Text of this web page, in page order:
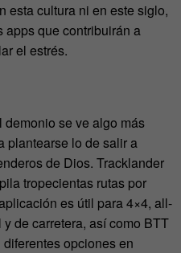
esta cultura ni en este siglo,
apps que contribuirán a
el estrés.
se ve algo más
plantearse lo de salir a
de Dios. Tracklander
tropecientas rutas por
es útil para 4×4, all-
de carretera, así como BTT
opciones en